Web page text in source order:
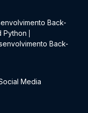
Back-
Python
Back-
Media